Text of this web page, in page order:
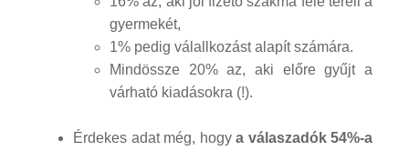
gyermekét,
1% pedig válallkozást alapít számára.
Mindössze 20% az, aki előre gyűjt a
várható kiadásokra (!).
Érdekes adat még, hogy a válaszadók 54%-a